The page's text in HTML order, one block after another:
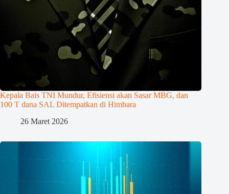
Kepala Bais TNI Mundur, Efisiensi akan Sasar MBG, dan
100 T dana SAL Ditempatkan di Himbara
26 Maret 2026